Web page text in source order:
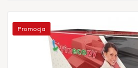
Promocja